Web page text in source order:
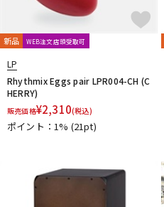
新品 WEB注文店頭受取可
LP
Rhythmix Eggs pair LPR004-CH (C
HERRY)
販売価格¥2,310(税込)
ポイント：1% (21pt)